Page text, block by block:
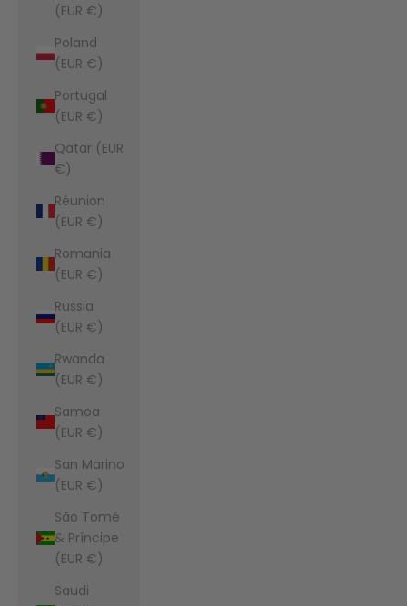
(EUR €)
Poland
(EUR €)
Portugal
(EUR €)
Qatar (EUR
€)
Réunion
(EUR €)
Romania
(EUR €)
Russia
(EUR €)
Rwanda
(EUR €)
Samoa
(EUR €)
San Marino
(EUR €)
São Tomé
& Príncipe
(EUR €)
Saudi